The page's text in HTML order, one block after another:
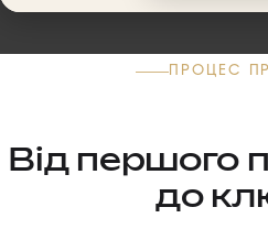
ПРОЦЕС
Від першого
до